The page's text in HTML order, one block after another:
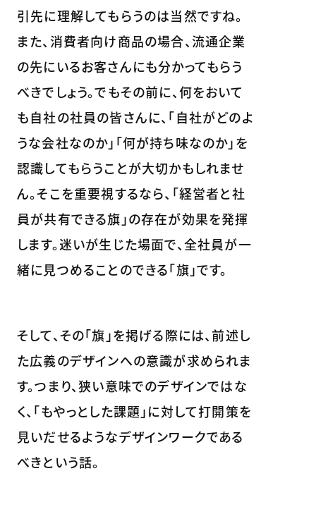
引先に理解してもらうのは当然ですね。
また、消費者向け商品の場合、流通企業
の先にいるお客さんにも分かってもらう
べきでしょう。でもその前に、何をおいて
も自社の社員の皆さんに、「自社がどのよ
うな会社なのか」「何が持ち味なのか」を
認識してもらうことが大切かもしれませ
ん。そこを重要視するなら、「経営者と社
員が共有できる旗」の存在が効果を発揮
します。迷いが生じた場面で、全社員が一
緒に見つめることのできる「旗」です。
そして、その「旗」を掲げる際には、前述し
た広義のデザインへの意識が求められま
す。つまり、狭い意味でのデザインではな
く、「もやっとした課題」に対して打開策を
見いだせるようなデザインワークである
べきという話。